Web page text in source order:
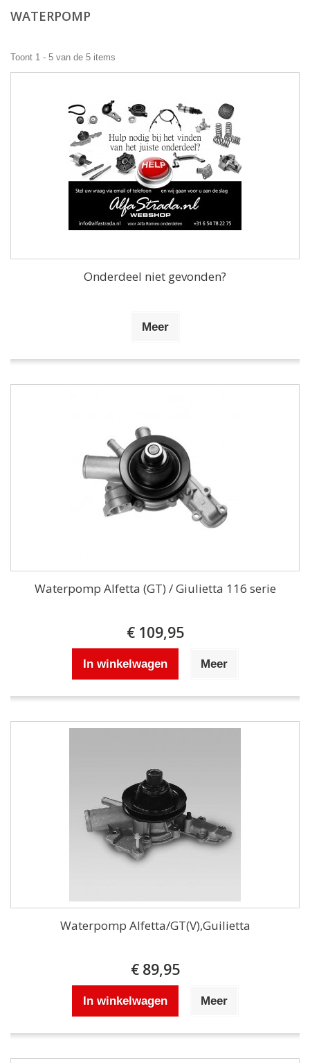
WATERPOMP
Toont 1 - 5 van de 5 items
Onderdeel niet gevonden?
Meer
Waterpomp Alfetta (GT) / Giulietta 116 serie
€ 109,95
In winkelwagen Meer
Waterpomp Alfetta/GT(V),Guilietta
€ 89,95
In winkelwagen Meer